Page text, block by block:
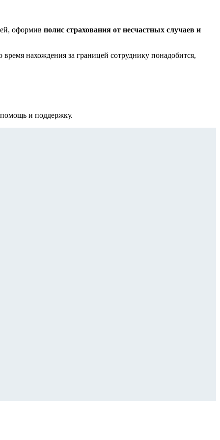
оформив полис страхования от несчастных случаев и
нахождения за границей сотруднику понадобится,
помощь и поддержку.